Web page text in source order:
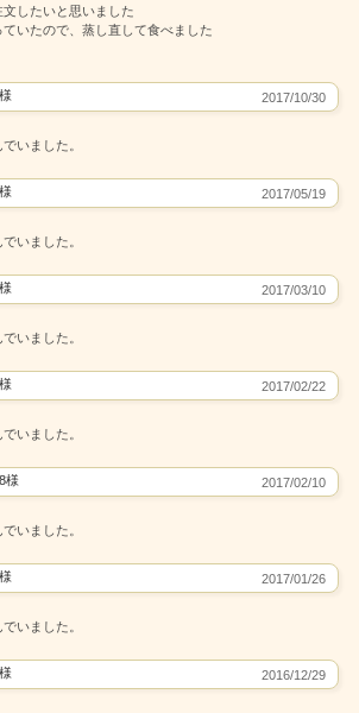
したいと思いました
いたので、蒸し直して食べました
2017/10/30
いました。
2017/05/19
いました。
2017/03/10
いました。
2017/02/22
いました。
様 2017/02/10
いました。
2017/01/26
いました。
2016/12/29